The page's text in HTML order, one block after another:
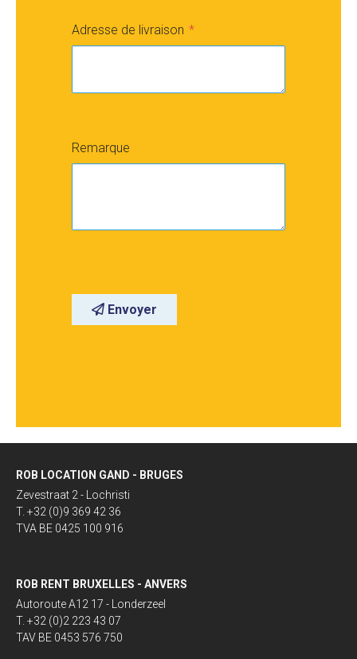
Adresse de livraison
Remarque
Envoyer
ROB LOCATION GAND - BRUGES
Zevestraat 2 - Lochristi
T. +32 (0)9 369 42 36
TVA BE 0425 100 916
ROB RENT BRUXELLES - ANVERS
Autoroute A12 17 - Londerzeel
T. +32 (0)2 223 43 07
TAV BE 0453 576 750